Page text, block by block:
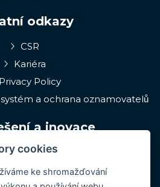
odkazy
CSR
Kariéra
Privacy Policy
a ochrana oznamovatelů
a inovace
EPIQA
Q-Rune
cookies
ke shromažďování